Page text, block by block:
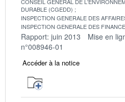
DURABLE (CGEDD)
INSPECTION GENERALE DES
INSPECTION GENERALE DES
Rapport: juin 2013 Mise en
n°008946-01
Accéder à la notice